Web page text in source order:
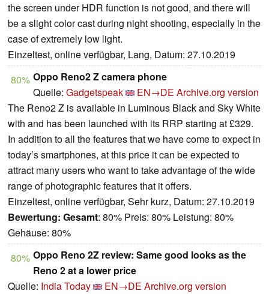
the screen under HDR function is not good, and there will
be a slight color cast during night shooting, especially in the
case of extremely low light.
Einzeltest, online verfügbar, Lang, Datum: 27.10.2019
80% Oppo Reno2 Z camera phone
Quelle: Gadgetspeak EN→DE Archive.org version
The Reno2 Z is available in Luminous Black and Sky White
with and has been launched with its RRP starting at £329.
In addition to all the features that we have come to expect in
today’s smartphones, at this price it can be expected to
attract many users who want to take advantage of the wide
range of photographic features that it offers.
Einzeltest, online verfügbar, Sehr kurz, Datum: 27.10.2019
Bewertung: Gesamt: 80% Preis: 80% Leistung: 80%
Gehäuse: 80%
80% Oppo Reno 2Z review: Same good looks as the
Reno 2 at a lower price
Quelle: India Today EN→DE Archive.org version